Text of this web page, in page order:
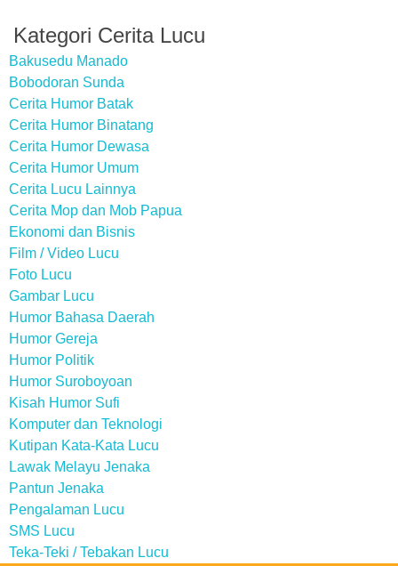
Kategori Cerita Lucu
Bakusedu Manado
Bobodoran Sunda
Cerita Humor Batak
Cerita Humor Binatang
Cerita Humor Dewasa
Cerita Humor Umum
Cerita Lucu Lainnya
Cerita Mop dan Mob Papua
Ekonomi dan Bisnis
Film / Video Lucu
Foto Lucu
Gambar Lucu
Humor Bahasa Daerah
Humor Gereja
Humor Politik
Humor Suroboyoan
Kisah Humor Sufi
Komputer dan Teknologi
Kutipan Kata-Kata Lucu
Lawak Melayu Jenaka
Pantun Jenaka
Pengalaman Lucu
SMS Lucu
Teka-Teki / Tebakan Lucu